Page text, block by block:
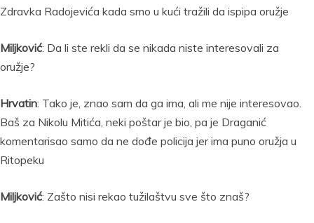
Zdravka Radojevića kada smo u kući tražili da ispipa oružje
Miljković: Da li ste rekli da se nikada niste interesovali za
oružje?
Hrvatin: Tako je, znao sam da ga ima, ali me nije interesovao.
Baš za Nikolu Mitića, neki poštar je bio, pa je Draganić
komentarisao samo da ne dođe policija jer ima puno oružja u
Ritopeku
Miljković: Zašto nisi rekao tužilaštvu sve što znaš?